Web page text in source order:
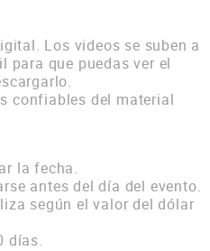
Los videos se suben a
para que puedas ver el
confiables del material
la fecha.
antes del día del evento.
según el valor del dólar
días.